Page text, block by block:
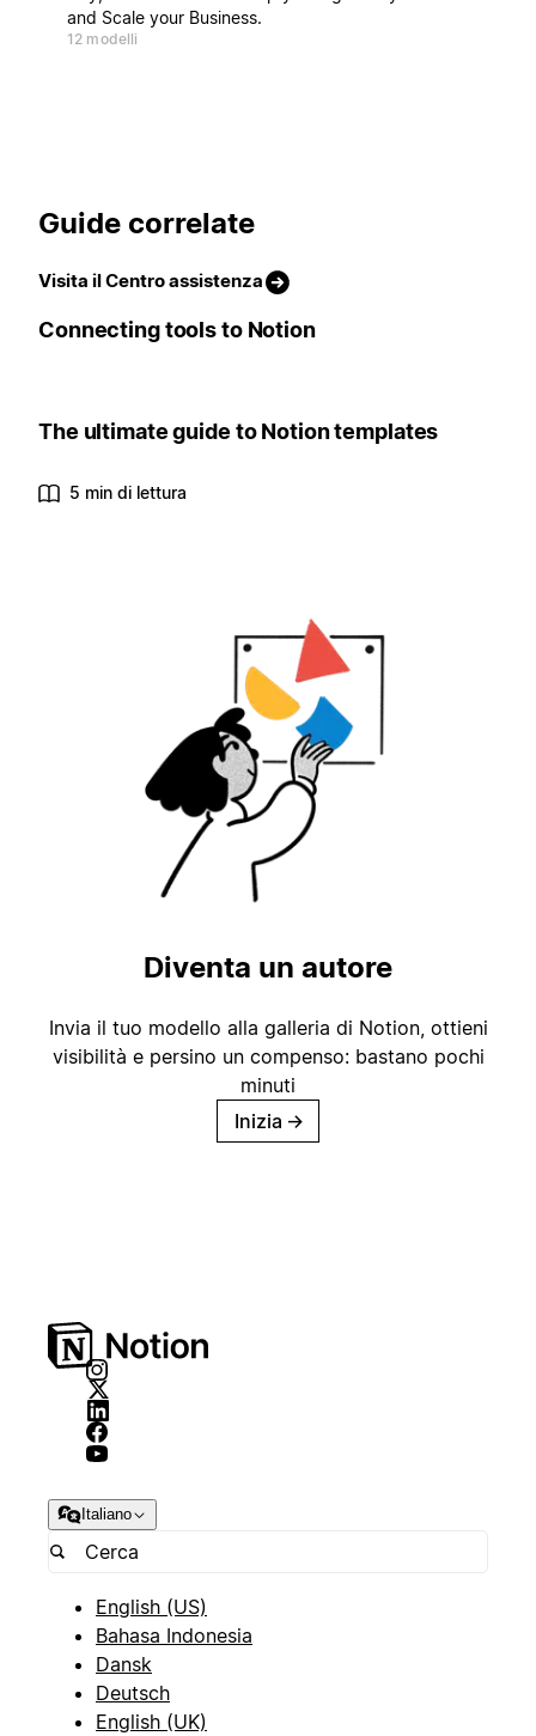
and Scale your Business.
12 modelli
Guide correlate
Visita il Centro assistenza
Connecting tools to Notion
The ultimate guide to Notion templates
5 min di lettura
Diventa un autore
Invia il tuo modello alla galleria di Notion, ottieni
visibilità e persino un compenso: bastano pochi
minuti
Inizia →
Italiano
English (US)
Bahasa Indonesia
Dansk
Deutsch
English (UK)